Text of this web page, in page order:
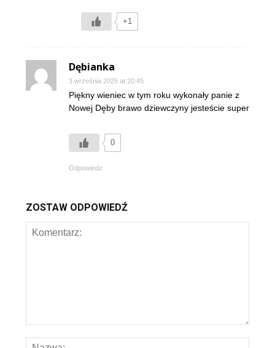
+1
Dębianka
3 września 2025 at 20:45
Piękny wieniec w tym roku wykonały panie z
Nowej Dęby brawo dziewczyny jesteście super
0
Odpowiedz
ZOSTAW ODPOWIEDŹ